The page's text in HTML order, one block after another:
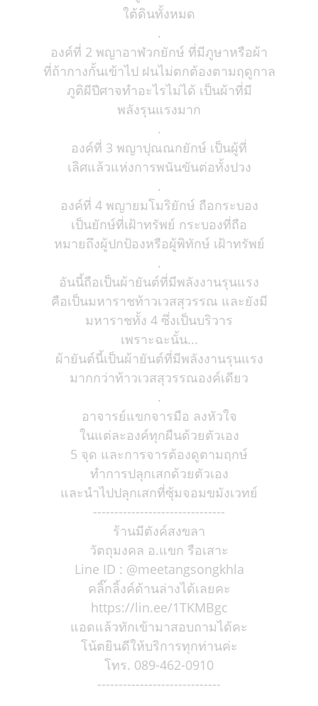
ใต้ดินทั้งหมด
.
องค์ที่ 2 พญาอาฬวกยักษ์ ที่มีภูษาหรือผ้า
ที่ถ้ากางกั้นเข้าไป ฝนไม่ตกต้องตามฤดูกาล
ภูติผีปีศาจทำอะไรไม่ได้ เป็นผ้าที่มี
พลังรุนแรงมาก
.
องค์ที่ 3 พญาปุณณกยักษ์ เป็นผู้ที่
เลิศแล้วแห่งการพนันขันต่อทั้งปวง
.
องค์ที่ 4 พญายมโมริยักษ์ ถือกระบอง
เป็นยักษ์ที่เฝ้าทรัพย์ กระบองที่ถือ
หมายถึงผู้ปกป้องหรือผู้พิทักษ์ เฝ้าทรัพย์
.
อันนี้ถือเป็นผ้ายันต์ที่มีพลังงานรุนแรง
คือเป็นมหาราชท้าวเวสสุวรรณ และยังมี
มหาราชทั้ง 4 ซึ่งเป็นบริวาร
เพราะฉะนั้น...
ผ้ายันต์นี้เป็นผ้ายันต์ที่มีพลังงานรุนแรง
มากกว่าท้าวเวสสุวรรณองค์เดียว
.
อาจารย์แขกจารมือ ลงหัวใจ
ในแต่ละองค์ทุกผืนด้วยตัวเอง
5 จุด และการจารต้องดูตามฤกษ์
ทำการปลุกเสกด้วยตัวเอง
และนำไปปลุกเสกที่ซุ้มจอมขมังเวทย์
-------------------------------
ร้านมีตังค์สงขลา
วัตถุมงคล อ.แขก รือเสาะ
Line ID : @meetangsongkhla
คลิ๊กลิ้งค์ด้านล่างได้เลยคะ
https://lin.ee/1TKMBgc
แอดแล้วทักเข้ามาสอบถามได้คะ
โน้ตยินดีให้บริการทุกท่านค่ะ
โทร. 089-462-0910
-----------------------------